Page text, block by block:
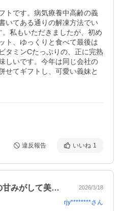
トです。病気療養中高齢の義
いてある通りの解凍方法でい
私もいただきましたが、初め
ト、ゆっくりと食べて最後は
タミンCたっぷりの、正に完熟
しいです。今年は同じ会社の
せてギフトし、可愛い義妹と
違反報告 いいね 1
とろとろの方が柿本来の甘みがして美味しい 2026/3/18
rjy********さん